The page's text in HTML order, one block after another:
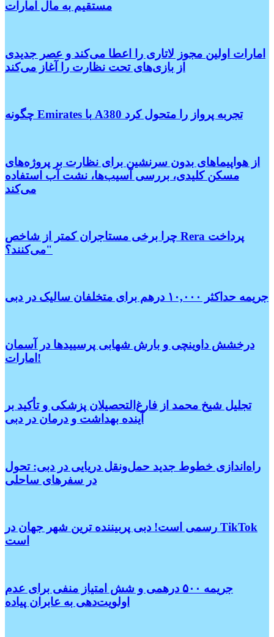
مستقیم به مال امارات
امارات اولین مجوز لاتاری را اعطا می‌کند و عصر جدیدی
از بازی‌های تحت نظارت را آغاز می‌کند
چگونه Emirates با A380 تجربه پرواز را متحول کرد
از هواپیماهای بدون سرنشین برای نظارت بر پروژه‌های
مسکن کلیدی، بررسی آسیب‌ها، نشت آب استفاده
می‌کند
چرا برخی مستاجران کمتر از شاخص Rera پرداخت
می‌کنند؟"
جریمه حداکثر ۱۰,۰۰۰ درهم برای متخلفان سالیک در دبی
درخشش داوینچی و بارش شهابی پرسییدها در آسمان
امارات!
تجلیل شیخ محمد از فارغ‌التحصیلان پزشکی و تأکید بر
آینده بهداشت و درمان در دبی
راه‌اندازی خطوط جدید حمل‌ونقل دریایی در دبی: تحول
در سفرهای ساحلی
رسمی است! دبی پربیننده ترین شهر جهان در TikTok
است
جریمه ۵۰۰ درهمی و شش امتیاز منفی برای عدم
اولویت‌دهی به عابران پیاده